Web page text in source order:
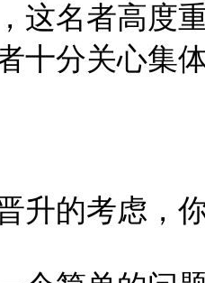
这名者高度
十分关心集
的考虑，你